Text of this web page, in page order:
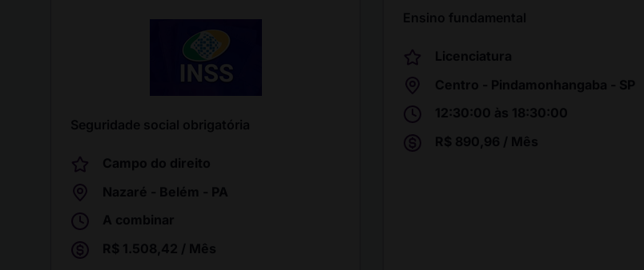
Seguridade social obrigatória
Campo do direito
Nazaré - Belém - PA
A combinar
R$ 1.508,42 / Mês
Ensino fundamental
Licenciatura
Centro - Pindamonhangaba - SP
12:30:00 às 18:30:00
R$ 890,96 / Mês